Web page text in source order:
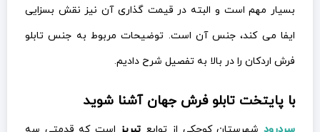
بسیار مهم است و البته در قیمت گذاری آن نیز نقش بسزایی
ایفا می کند، جنس آن است. توضیحات مربوط به جنس تابلو
فرش اردکان را در بالا به تفصیل شرح دادیم.
با پایتخت تابلو فرش جهان آشنا شوید